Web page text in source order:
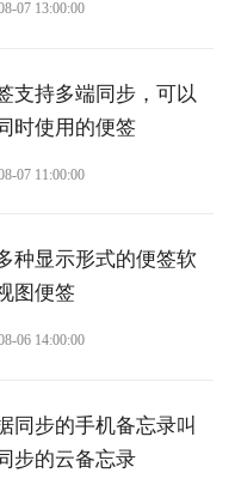
07 13:00:00
支持多端同步，可以
时使用的便签
07 11:00:00
种显示形式的便签软
图便签
06 14:00:00
同步的手机备忘录叫
步的云备忘录